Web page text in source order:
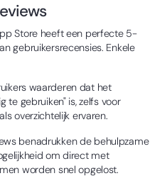
Store heeft een perfecte 5-
gebruikersrecensies. Enkele
waarderen dat het
te gebruiken" is, zelfs voor
overzichtelijk ervaren.
benadrukken de behulpzame
om direct met
worden snel opgelost.